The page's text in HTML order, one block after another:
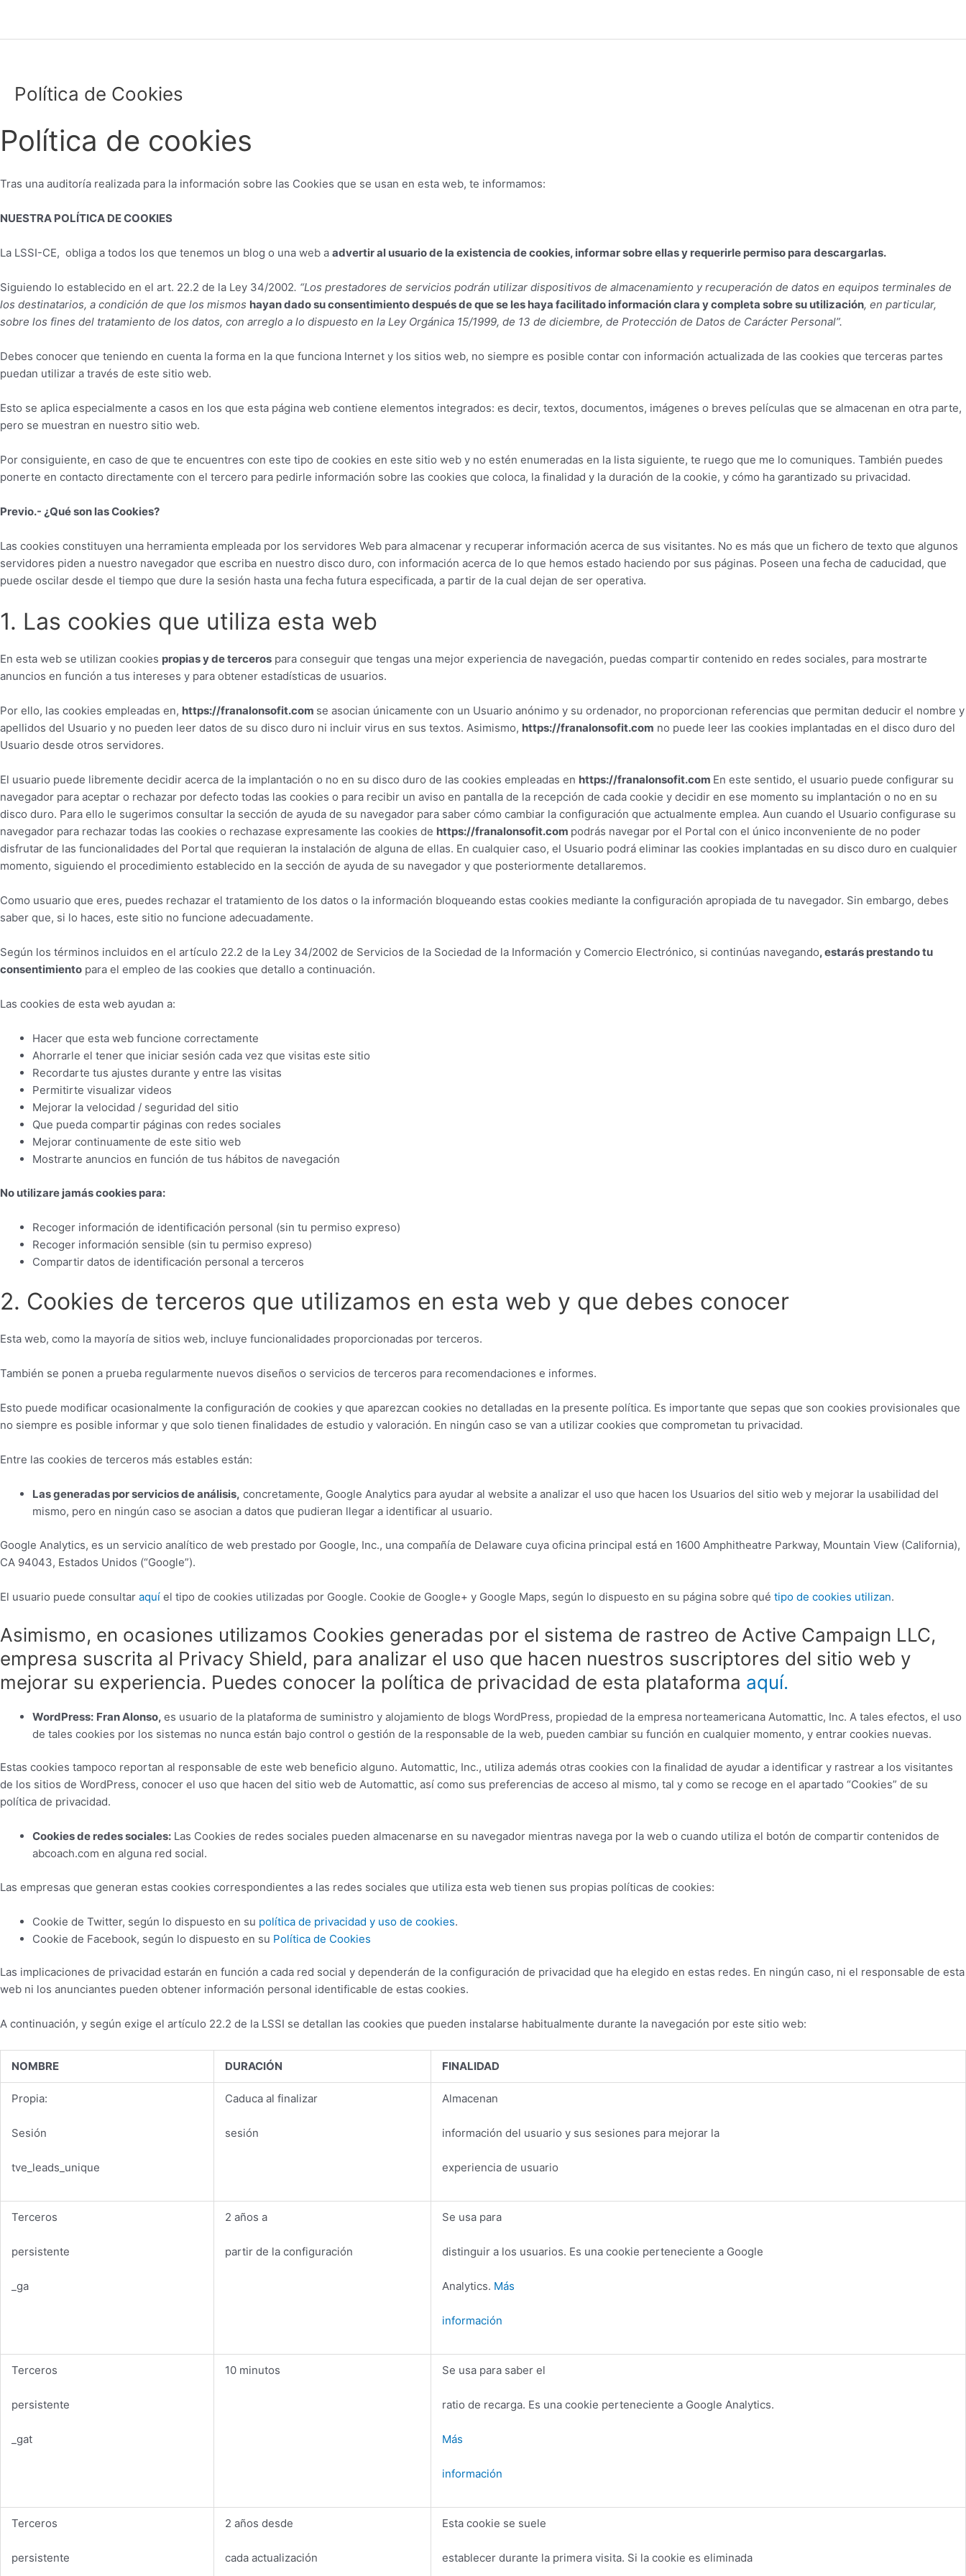
contenido
Política de Cookies
Política de cookies
Tras una auditoría realizada para la información sobre las Cookies que se usan en esta web, te informamos:
NUESTRA POLÍTICA DE COOKIES
La LSSI-CE, obliga a todos los que tenemos un blog o una web a advertir al usuario de la existencia de cookies, informar sobre ellas y requerirle permiso para descargarlas.
Siguiendo lo establecido en el art. 22.2 de la Ley 34/2002. “Los prestadores de servicios podrán utilizar dispositivos de almacenamiento y recuperación de datos en equipos terminales de
los destinatarios, a condición de que los mismos hayan dado su consentimiento después de que se les haya facilitado información clara y completa sobre su utilización, en particular,
sobre los fines del tratamiento de los datos, con arreglo a lo dispuesto en la Ley Orgánica 15/1999, de 13 de diciembre, de Protección de Datos de Carácter Personal”.
Debes conocer que teniendo en cuenta la forma en la que funciona Internet y los sitios web, no siempre es posible contar con información actualizada de las cookies que terceras partes
puedan utilizar a través de este sitio web.
Esto se aplica especialmente a casos en los que esta página web contiene elementos integrados: es decir, textos, documentos, imágenes o breves películas que se almacenan en otra parte,
pero se muestran en nuestro sitio web.
Por consiguiente, en caso de que te encuentres con este tipo de cookies en este sitio web y no estén enumeradas en la lista siguiente, te ruego que me lo comuniques. También puedes
ponerte en contacto directamente con el tercero para pedirle información sobre las cookies que coloca, la finalidad y la duración de la cookie, y cómo ha garantizado su privacidad.
Previo.- ¿Qué son las Cookies?
Las cookies constituyen una herramienta empleada por los servidores Web para almacenar y recuperar información acerca de sus visitantes. No es más que un fichero de texto que algunos
servidores piden a nuestro navegador que escriba en nuestro disco duro, con información acerca de lo que hemos estado haciendo por sus páginas. Poseen una fecha de caducidad, que
puede oscilar desde el tiempo que dure la sesión hasta una fecha futura especificada, a partir de la cual dejan de ser operativa.
1. Las cookies que utiliza esta web
En esta web se utilizan cookies propias y de terceros para conseguir que tengas una mejor experiencia de navegación, puedas compartir contenido en redes sociales, para mostrarte
anuncios en función a tus intereses y para obtener estadísticas de usuarios.
Por ello, las cookies empleadas en, https://franalonsofit.com se asocian únicamente con un Usuario anónimo y su ordenador, no proporcionan referencias que permitan deducir el nombre y
apellidos del Usuario y no pueden leer datos de su disco duro ni incluir virus en sus textos. Asimismo, https://franalonsofit.com no puede leer las cookies implantadas en el disco duro del
Usuario desde otros servidores.
El usuario puede libremente decidir acerca de la implantación o no en su disco duro de las cookies empleadas en https://franalonsofit.com En este sentido, el usuario puede configurar su
navegador para aceptar o rechazar por defecto todas las cookies o para recibir un aviso en pantalla de la recepción de cada cookie y decidir en ese momento su implantación o no en su
disco duro. Para ello le sugerimos consultar la sección de ayuda de su navegador para saber cómo cambiar la configuración que actualmente emplea. Aun cuando el Usuario configurase su
navegador para rechazar todas las cookies o rechazase expresamente las cookies de https://franalonsofit.com podrás navegar por el Portal con el único inconveniente de no poder
disfrutar de las funcionalidades del Portal que requieran la instalación de alguna de ellas. En cualquier caso, el Usuario podrá eliminar las cookies implantadas en su disco duro en cualquier
momento, siguiendo el procedimiento establecido en la sección de ayuda de su navegador y que posteriormente detallaremos.
Como usuario que eres, puedes rechazar el tratamiento de los datos o la información bloqueando estas cookies mediante la configuración apropiada de tu navegador. Sin embargo, debes
saber que, si lo haces, este sitio no funcione adecuadamente.
Según los términos incluidos en el artículo 22.2 de la Ley 34/2002 de Servicios de la Sociedad de la Información y Comercio Electrónico, si continúas navegando, estarás prestando tu
consentimiento para el empleo de las cookies que detallo a continuación.
Las cookies de esta web ayudan a:
Hacer que esta web funcione correctamente
Ahorrarle el tener que iniciar sesión cada vez que visitas este sitio
Recordarte tus ajustes durante y entre las visitas
Permitirte visualizar videos
Mejorar la velocidad / seguridad del sitio
Que pueda compartir páginas con redes sociales
Mejorar continuamente de este sitio web
Mostrarte anuncios en función de tus hábitos de navegación
No utilizare jamás cookies para:
Recoger información de identificación personal (sin tu permiso expreso)
Recoger información sensible (sin tu permiso expreso)
Compartir datos de identificación personal a terceros
2. Cookies de terceros que utilizamos en esta web y que debes conocer
Esta web, como la mayoría de sitios web, incluye funcionalidades proporcionadas por terceros.
También se ponen a prueba regularmente nuevos diseños o servicios de terceros para recomendaciones e informes.
Esto puede modificar ocasionalmente la configuración de cookies y que aparezcan cookies no detalladas en la presente política. Es importante que sepas que son cookies provisionales que
no siempre es posible informar y que solo tienen finalidades de estudio y valoración. En ningún caso se van a utilizar cookies que comprometan tu privacidad.
Entre las cookies de terceros más estables están:
Las generadas por servicios de análisis, concretamente, Google Analytics para ayudar al website a analizar el uso que hacen los Usuarios del sitio web y mejorar la usabilidad del
mismo, pero en ningún caso se asocian a datos que pudieran llegar a identificar al usuario.
Google Analytics, es un servicio analítico de web prestado por Google, Inc., una compañía de Delaware cuya oficina principal está en 1600 Amphitheatre Parkway, Mountain View (California),
CA 94043, Estados Unidos (“Google”).
El usuario puede consultar aquí el tipo de cookies utilizadas por Google. Cookie de Google+ y Google Maps, según lo dispuesto en su página sobre qué tipo de cookies utilizan.
Asimismo, en ocasiones utilizamos Cookies generadas por el sistema de rastreo de Active Campaign LLC,
empresa suscrita al Privacy Shield, para analizar el uso que hacen nuestros suscriptores del sitio web y
mejorar su experiencia. Puedes conocer la política de privacidad de esta plataforma aquí.
WordPress: Fran Alonso, es usuario de la plataforma de suministro y alojamiento de blogs WordPress, propiedad de la empresa norteamericana Automattic, Inc. A tales efectos, el uso
de tales cookies por los sistemas no nunca están bajo control o gestión de la responsable de la web, pueden cambiar su función en cualquier momento, y entrar cookies nuevas.
Estas cookies tampoco reportan al responsable de este web beneficio alguno. Automattic, Inc., utiliza además otras cookies con la finalidad de ayudar a identificar y rastrear a los visitantes
de los sitios de WordPress, conocer el uso que hacen del sitio web de Automattic, así como sus preferencias de acceso al mismo, tal y como se recoge en el apartado “Cookies” de su
política de privacidad.
Cookies de redes sociales: Las Cookies de redes sociales pueden almacenarse en su navegador mientras navega por la web o cuando utiliza el botón de compartir contenidos de
abcoach.com en alguna red social.
Las empresas que generan estas cookies correspondientes a las redes sociales que utiliza esta web tienen sus propias políticas de cookies:
Cookie de Twitter, según lo dispuesto en su política de privacidad y uso de cookies.
Cookie de Facebook, según lo dispuesto en su Política de Cookies
Las implicaciones de privacidad estarán en función a cada red social y dependerán de la configuración de privacidad que ha elegido en estas redes. En ningún caso, ni el responsable de esta
web ni los anunciantes pueden obtener información personal identificable de estas cookies.
A continuación, y según exige el artículo 22.2 de la LSSI se detallan las cookies que pueden instalarse habitualmente durante la navegación por este sitio web:
NOMBRE DURACIÓN FINALIDAD
Propia:
Sesión
tve_leads_unique
Caduca al finalizar
sesión
Almacenan
información del usuario y sus sesiones para mejorar la
experiencia de usuario
Terceros
persistente
_ga
2 años a
partir de la configuración
Se usa para
distinguir a los usuarios. Es una cookie perteneciente a Google
Analytics. Más
información
Terceros
persistente
_gat
10 minutos Se usa para saber el
ratio de recarga. Es una cookie perteneciente a Google Analytics.
Más
información
Terceros
persistente
2 años desde
cada actualización
Esta cookie se suele
establecer durante la primera visita. Si la cookie es eliminada